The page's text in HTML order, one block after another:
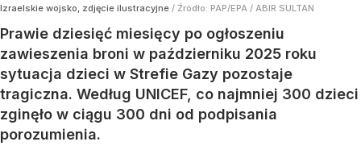
Izraelskie wojsko, zdjęcie ilustracyjne / Źródło: PAP/EPA / ABIR SULTAN
Prawie dziesięć miesięcy po ogłoszeniu
zawieszenia broni w październiku 2025 roku
sytuacja dzieci w Strefie Gazy pozostaje
tragiczna. Według UNICEF, co najmniej 300 dzieci
zginęło w ciągu 300 dni od podpisania
porozumienia.